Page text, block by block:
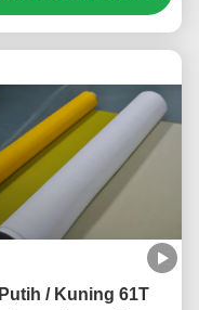
Putih / Kuning 61T